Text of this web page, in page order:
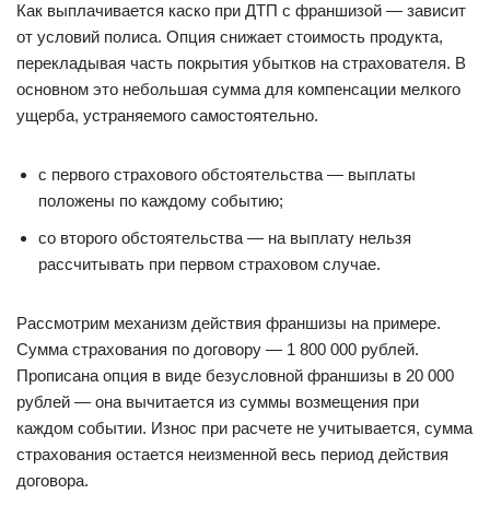
Как выплачивается каско при ДТП с франшизой — зависит
от условий полиса. Опция снижает стоимость продукта,
перекладывая часть покрытия убытков на страхователя. В
основном это небольшая сумма для компенсации мелкого
ущерба, устраняемого самостоятельно.
с первого страхового обстоятельства — выплаты
положены по каждому событию;
со второго обстоятельства — на выплату нельзя
рассчитывать при первом страховом случае.
Рассмотрим механизм действия франшизы на примере.
Сумма страхования по договору — 1 800 000 рублей.
Прописана опция в виде безусловной франшизы в 20 000
рублей — она вычитается из суммы возмещения при
каждом событии. Износ при расчете не учитывается, сумма
страхования остается неизменной весь период действия
договора.